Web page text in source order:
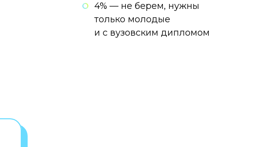
4% — не берем, нужны
только молодые
и с вузовским дипломом